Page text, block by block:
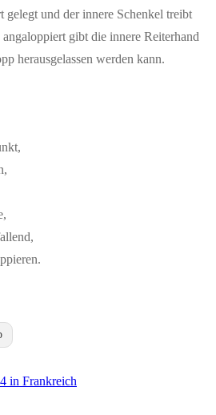
gelegt und der innere Schenkel treibt
gibt die innere Reiterhand
herausgelassen werden kann.
in Frankreich